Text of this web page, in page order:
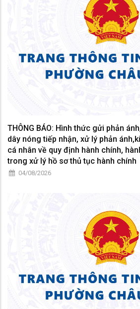
THÔNG BÁO: Hình thức gửi phản
dây nóng tiếp nhận, xử lý phản
cá nhân về quy định hành chính,
trong xử lý hồ sơ thủ tục hành chính
04/08/2026